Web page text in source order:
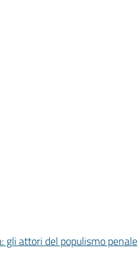
gli attori del populismo penale